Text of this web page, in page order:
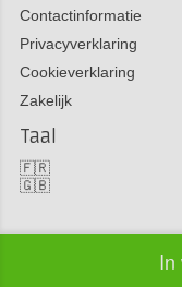
In
Contactinformatie
Privacyverklaring
Cookieverklaring
Zakelijk
Taal
🇫🇷
🇬🇧